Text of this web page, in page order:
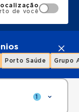
de você
Porto Saúde Grupo
1